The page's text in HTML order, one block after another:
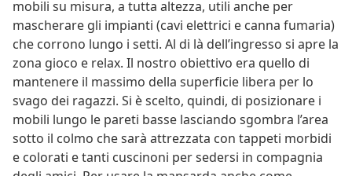
mobili su misura, a tutta altezza, utili anche per
mascherare gli impianti (cavi elettrici e canna fumaria)
che corrono lungo i setti. Al di là dell’ingresso si apre la
zona gioco e relax. Il nostro obiettivo era quello di
mantenere il massimo della superficie libera per lo
svago dei ragazzi. Si è scelto, quindi, di posizionare i
mobili lungo le pareti basse lasciando sgombra l’area
sotto il colmo che sarà attrezzata con tappeti morbidi
e colorati e tanti cuscinoni per sedersi in compagnia